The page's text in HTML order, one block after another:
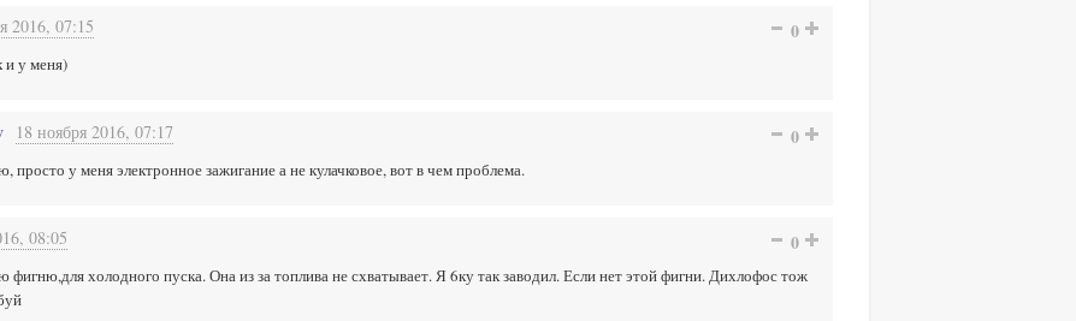
2016, 07:15 0
и у меня)
18 ноября 2016, 07:17 0
просто у меня электронное зажигание а не кулачковое, вот в чем проблема.
08:05 0
холодного пуска. Она из за топлива не схватывает. Я 6ку так заводил. Если нет этой фигни. Дихлофос тож